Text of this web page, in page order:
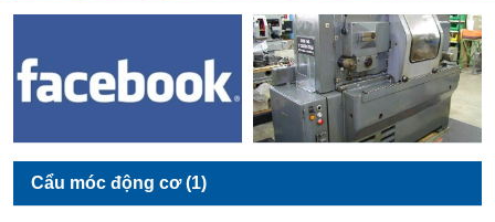
Cẩu móc động cơ (1)